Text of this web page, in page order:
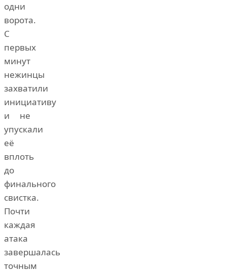
одни
ворота.
С
первых
минут
нежинцы
захватили
инициативу
и не
упускали
её
вплоть
до
финального
свистка.
Почти
каждая
атака
завершалась
точным